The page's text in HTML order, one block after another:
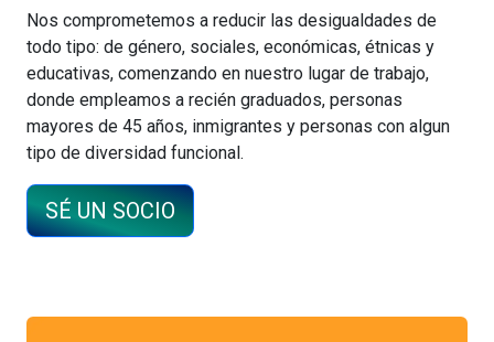
Nos comprometemos a reducir las desigualdades de
todo tipo: de género, sociales, económicas, étnicas y
educativas, comenzando en nuestro lugar de trabajo,
donde empleamos a recién graduados, personas
mayores de 45 años, inmigrantes y personas con algun
tipo de diversidad funcional.
SÉ UN SOCIO